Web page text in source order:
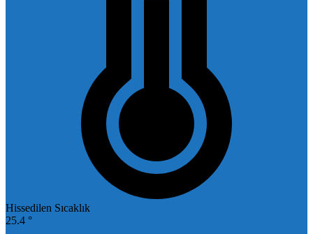
Hissedilen Sıcaklık
25.4 °